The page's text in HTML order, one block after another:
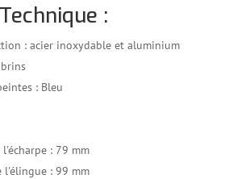
:
: acier inoxydable et aluminium
: Bleu
: 79 mm
l'élingue : 99 mm